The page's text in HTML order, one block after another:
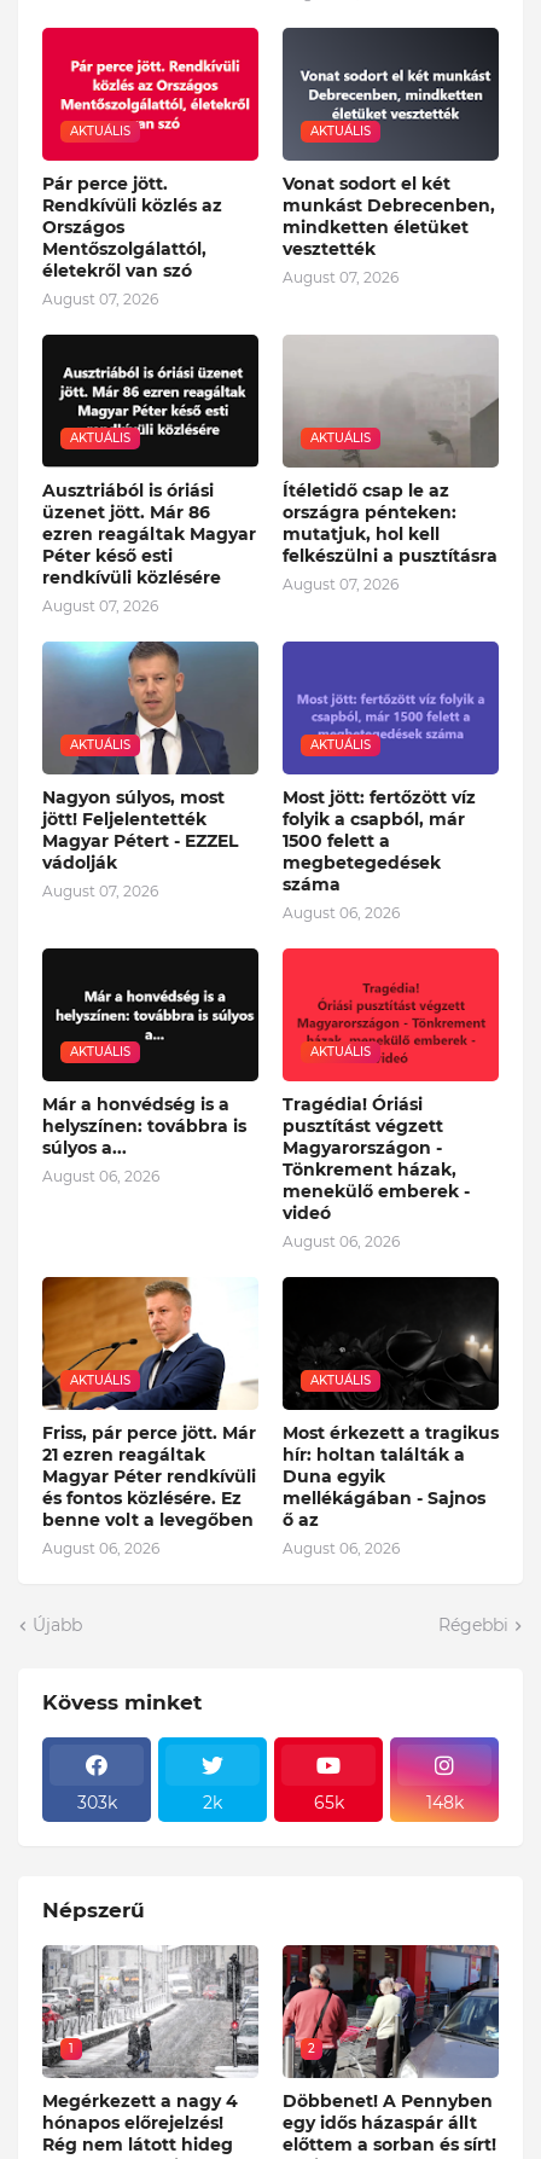
AKTUÁLIS
Pár perce jött.
Rendkívüli közlés az
Országos
Mentőszolgálattól,
életekről van szó
August 07, 2026
AKTUÁLIS
Vonat sodort el két
munkást Debrecenben,
mindketten életüket
vesztették
August 07, 2026
AKTUÁLIS
Ausztriából is óriási
üzenet jött. Már 86
ezren reagáltak Magyar
Péter késő esti
rendkívüli közlésére
August 07, 2026
AKTUÁLIS
Ítéletidő csap le az
országra pénteken:
mutatjuk, hol kell
felkészülni a pusztításra
August 07, 2026
AKTUÁLIS
Nagyon súlyos, most
jött! Feljelentették
Magyar Pétert - EZZEL
vádolják
August 07, 2026
AKTUÁLIS
Most jött: fertőzött víz
folyik a csapból, már
1500 felett a
megbetegedések
száma
August 06, 2026
AKTUÁLIS
Már a honvédség is a
helyszínen: továbbra is
súlyos a...
August 06, 2026
AKTUÁLIS
Tragédia! Óriási
pusztítást végzett
Magyarországon -
Tönkrement házak,
menekülő emberek -
videó
August 06, 2026
AKTUÁLIS
Friss, pár perce jött. Már
21 ezren reagáltak
Magyar Péter rendkívüli
és fontos közlésére. Ez
benne volt a levegőben
August 06, 2026
AKTUÁLIS
Most érkezett a tragikus
hír: holtan találták a
Duna egyik
mellékágában - Sajnos
ő az
August 06, 2026
Újabb Régebbi
Kövess minket
303k 2k 65k 148k
Népszerű
1
Megérkezett a nagy 4
hónapos előrejelzés!
Rég nem látott hideg
2
Döbbenet! A Pennyben
egy idős házaspár állt
előttem a sorban és sírt!